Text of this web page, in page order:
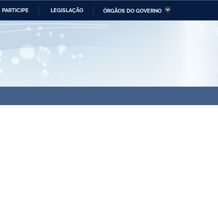
PARTICIPE LEGISLAÇÃO ÓRGÃOS DO GOVERNO
da Economia Ministério da Infraestrutura